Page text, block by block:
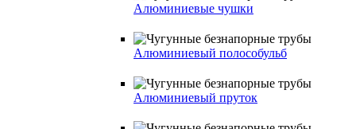
Алюминиевые чушки
Алюминиевый полособульб
Алюминиевый пруток